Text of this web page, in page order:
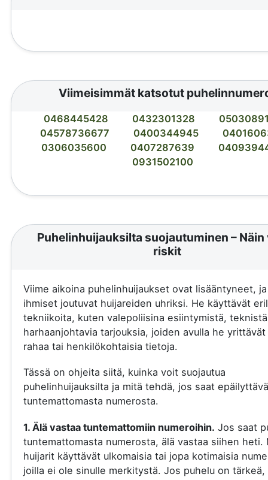
Viimeisimmät katsotut
0468445428 0432301328
04578736677
0400344945
0306035600
0407287639
0931502100
Puhelinhuijauksilta suojautuminen – Näin
riskit
Viime aikoina puhelinhuijaukset ovat lisääntyneet,
ihmiset joutuvat huijareiden uhriksi. He käyttävät
tekniikoita, kuten valepoliisina esiintymistä,
harhaanjohtavia tarjouksia, joiden avulla he yrittävät
rahaa tai henkilökohtaisia tietoja.
Tässä on ohjeita siitä, kuinka voit suojautua
puhelinhuijauksilta ja mitä tehdä, jos saat
tuntemattomasta numerosta.
1. Älä vastaa tuntemattomiin numeroihin. Jos saat
tuntemattomasta numerosta, älä vastaa siihen heti.
huijarit käyttävät ulkomaisia tai jopa kotimaisia
joilla ei ole sinulle merkitystä. Jos puhelu on